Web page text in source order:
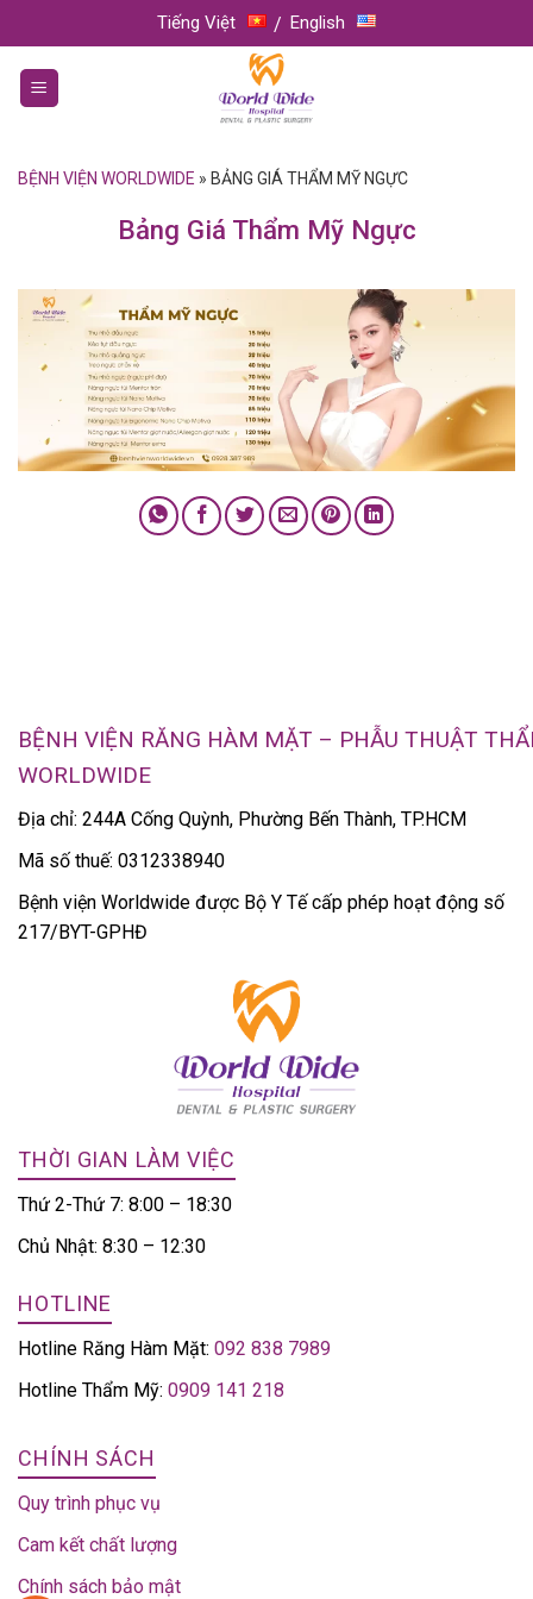
to
content
Tiếng Việt English
BỆNH VIỆN WORLDWIDE » BẢNG GIÁ THẨM MỸ NGỰC
Bảng Giá Thẩm Mỹ Ngực
BỆNH VIỆN RĂNG HÀM MẶT – PHẪU THUẬT
WORLDWIDE
Địa chỉ: 244A Cống Quỳnh, Phường Bến Thành, TP.HCM
Mã số thuế: 0312338940
Bệnh viện Worldwide được Bộ Y Tế cấp phép hoạt động số
217/BYT-GPHĐ
THỜI GIAN LÀM VIỆC
Thứ 2-Thứ 7: 8:00 – 18:30
Chủ Nhật: 8:30 – 12:30
HOTLINE
Hotline Răng Hàm Mặt: 092 838 7989
Hotline Thẩm Mỹ: 0909 141 218
CHÍNH SÁCH
Quy trình phục vụ
Cam kết chất lượng
Chính sách bảo mật